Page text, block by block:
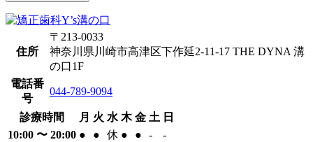
住所
〒213-0033
神奈川県川崎市高津区下作延2-11-17 THE DYNA 溝
の口1F
電話番
号
044-789-9094
診療時間 月 火 水 木 金 土 日
10:00 〜 20:00 ● ● 休 ● ● -
-